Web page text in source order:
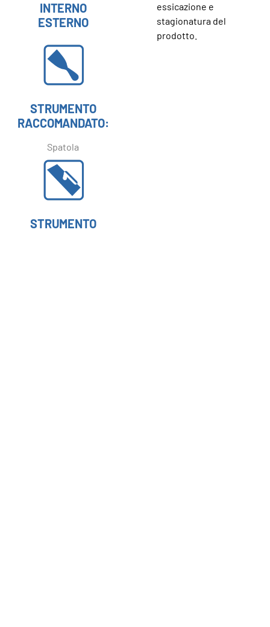
INTERNO
ESTERNO
STRUMENTO
RACCOMANDATO:
Spatola
STRUMENTO
essicazione e
stagionatura del
prodotto.